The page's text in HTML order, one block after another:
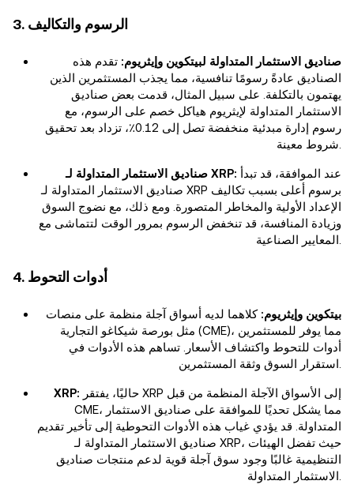
3. الرسوم والتكاليف
صناديق الاستثمار المتداولة لبيتكوين وإيثريوم: تقدم هذه
الصناديق عادةً رسومًا تنافسية، مما يجذب المستثمرين الذين
يهتمون بالتكلفة. على سبيل المثال، قدمت بعض صناديق
الاستثمار المتداولة لإيثريوم هياكل خصم على الرسوم، مع
رسوم إدارة مبدئية منخفضة تصل إلى 0.12٪، تزداد بعد تحقيق
صناديق الاستثمار المتداولة لـ XRP: عند الموافقة، قد تبدأ
صناديق الاستثمار المتداولة لـ XRP برسوم أعلى بسبب تكاليف
الإعداد الأولية والمخاطر المتصورة. ومع ذلك، مع نضوج السوق
وزيادة المنافسة، قد تنخفض الرسوم بمرور الوقت لتتماشى مع
4. أدوات التحوط
بيتكوين وإيثريوم:كلاهما لديه أسواق آجلة منظمة على منصات
مثل بورصة شيكاغو التجارية (CME)، مما يوفر للمستثمرين
أدوات للتحوط واكتشاف الأسعار. تساهم هذه الأدوات في
XRP:
CME، مما يشكل تحديًا للموافقة على صناديق الاستثمار
المتداولة. قد يؤدي غياب هذه الأدوات التحوطية إلى تأخير تقديم
صناديق الاستثمار المتداولة لـ XRP، حيث تفضل الهيئات
التنظيمية غالبًا وجود سوق آجلة قوية لدعم منتجات صناديق